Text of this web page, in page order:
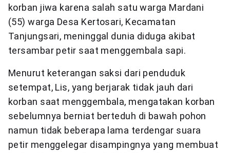
korban jiwa karena salah satu warga Mardani
(55) warga Desa Kertosari, Kecamatan
Tanjungsari, meninggal dunia diduga akibat
tersambar petir saat menggembala sapi.
Menurut keterangan saksi dari penduduk
setempat, Lis, yang berjarak tidak jauh dari
korban saat menggembala, mengatakan korban
sebelumnya berniat berteduh di bawah pohon
namun tidak beberapa lama terdengar suara
petir menggelegar disampingnya yang membuat